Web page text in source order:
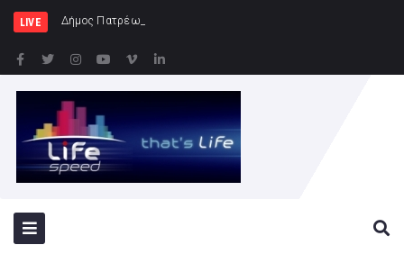
LIVE Δήμος Πατρέων : Τα παιδιά των Ημερ